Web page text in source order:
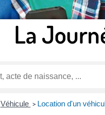
La
Véhicule > Location d'un